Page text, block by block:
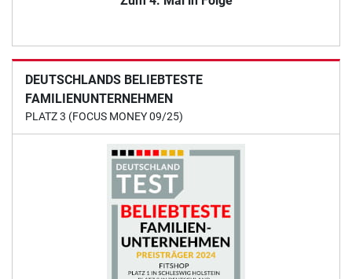
DEUTSCHLANDS BELIEBTESTE
FAMILIENUNTERNEHMEN
PLATZ 3 (FOCUS MONEY 09/25)